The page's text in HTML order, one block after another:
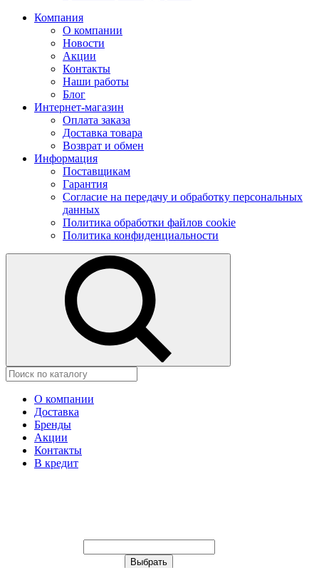
Компания
О компании
Новости
Акции
Контакты
Наши работы
Блог
Интернет-магазин
Оплата заказа
Доставка товара
Возврат и обмен
Информация
Поставщикам
Гарантия
Согласие на передачу и обработку персональных
данных
Политика обработки файлов cookie
Политика конфиденциальности
О компании
Доставка
Бренды
Акции
Контакты
В кредит